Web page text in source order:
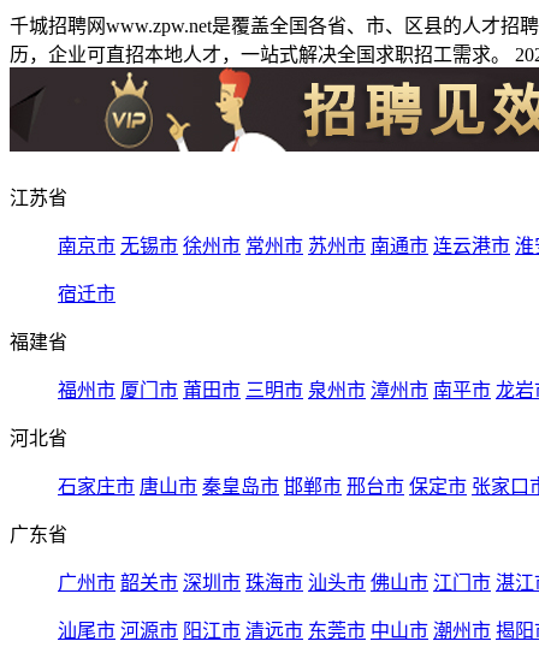
千城招聘网www.zpw.net是覆盖全国各省、市、区县的人才
历，企业可直招本地人才，一站式解决全国求职招工需求。
江苏省
南京市 无锡市 徐州市 常州市 苏州市 南通市 连云港市 淮
宿迁市
福建省
福州市 厦门市 莆田市 三明市 泉州市 漳州市 南平市 龙岩
河北省
石家庄市 唐山市 秦皇岛市 邯郸市 邢台市 保定市 张家口
广东省
广州市 韶关市 深圳市 珠海市 汕头市 佛山市 江门市 湛江
汕尾市 河源市 阳江市 清远市 东莞市 中山市 潮州市 揭阳